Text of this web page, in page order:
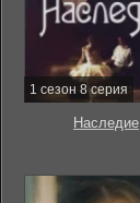
1 сезон 8 серия
Наследие